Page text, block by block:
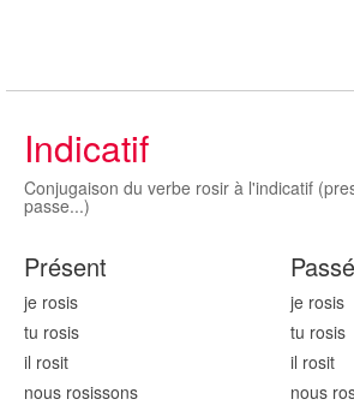
Indicatif
Conjugaison du verbe rosir à l'indicatif
passe...)
Présent
je rosis
tu rosis
il rosit
nous rosissons
je rosis
tu rosis
il rosit
nous